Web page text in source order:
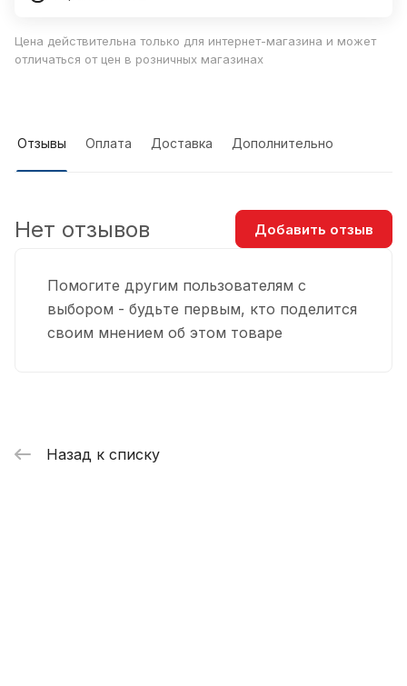
Цена действительна только для интернет-магазина и может
отличаться от цен в розничных магазинах
Отзывы Оплата Доставка Дополнительно
Помогите другим пользователям с
выбором - будьте первым, кто поделится
своим мнением об этом товаре
Нет отзывов Добавить отзыв
Назад к списку